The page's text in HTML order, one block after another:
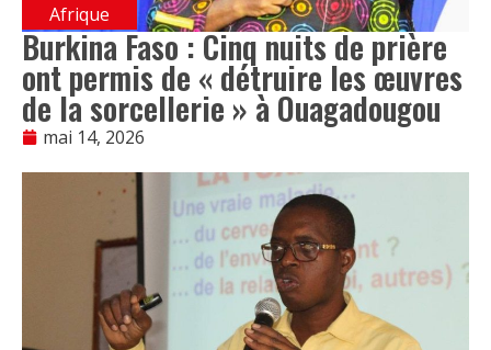
Afrique
Burkina Faso : Cinq nuits de prière
ont permis de « détruire les œuvres
de la sorcellerie » à Ouagadougou
mai 14, 2026